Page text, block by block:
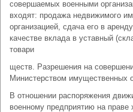
совершаемых военными
входят: продажа недвижимого
организацией, сдача его в
качестве вклада в уставный
товари
ществ. Разрешения на
Министерством имущественных
В отношении распоряжения
военному предприятию на праве